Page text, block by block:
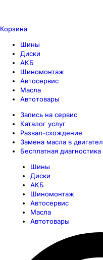
Корзина
Шины
Диски
АКБ
Шиномонтаж
Автосервис
Масла
Автотовары
Запись на сервис
Каталог услуг
Развал-схождение
Замена масла в
Бесплатная
Шины
Диски
АКБ
Шиномонтаж
Автосервис
Масла
Автотовары